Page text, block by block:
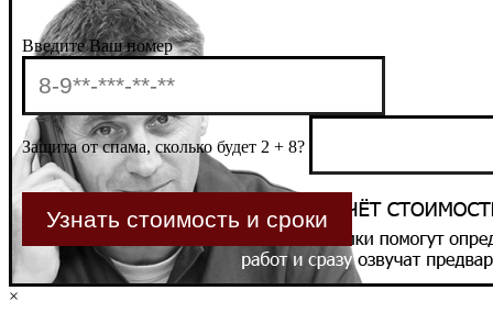
Введите Ваш номер
Защита от спама, сколько будет 2 + 8?
×